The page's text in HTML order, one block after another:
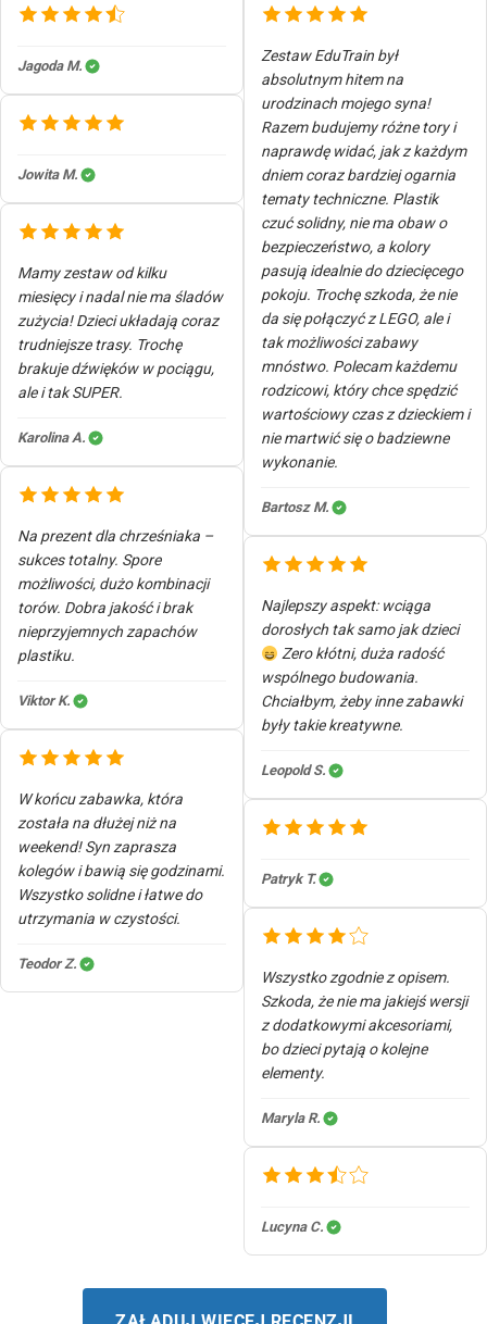
Jagoda M.
Jowita M.
Mamy zestaw od kilku
miesięcy i nadal nie ma śladów
zużycia! Dzieci układają coraz
trudniejsze trasy. Trochę
brakuje dźwięków w pociągu,
ale i tak SUPER.
Karolina A.
Na prezent dla chrześniaka –
sukces totalny. Spore
możliwości, dużo kombinacji
torów. Dobra jakość i brak
nieprzyjemnych zapachów
plastiku.
Viktor K.
W końcu zabawka, która
została na dłużej niż na
weekend! Syn zaprasza
kolegów i bawią się godzinami.
Wszystko solidne i łatwe do
utrzymania w czystości.
Teodor Z.
Zestaw EduTrain był
absolutnym hitem na
urodzinach mojego syna!
Razem budujemy różne tory i
naprawdę widać, jak z każdym
dniem coraz bardziej ogarnia
tematy techniczne. Plastik
czuć solidny, nie ma obaw o
bezpieczeństwo, a kolory
pasują idealnie do dziecięcego
pokoju. Trochę szkoda, że nie
da się połączyć z LEGO, ale i
tak możliwości zabawy
mnóstwo. Polecam każdemu
rodzicowi, który chce spędzić
wartościowy czas z dzieckiem i
nie martwić się o badziewne
wykonanie.
Bartosz M.
Najlepszy aspekt: wciąga
dorosłych tak samo jak dzieci
Zero kłótni, duża radość
wspólnego budowania.
Chciałbym, żeby inne zabawki
były takie kreatywne.
Leopold S.
Patryk T.
Wszystko zgodnie z opisem.
Szkoda, że nie ma jakiejś wersji
z dodatkowymi akcesoriami,
bo dzieci pytają o kolejne
elementy.
Maryla R.
Lucyna C.